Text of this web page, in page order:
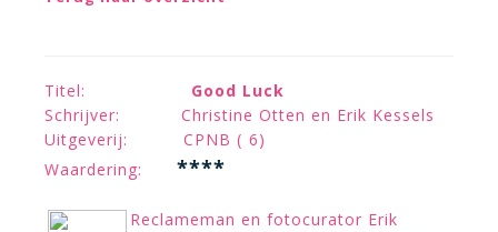
Titel: Good Luck
Schrijver: Christine Otten en Erik Kessels
Uitgeverij: CPNB ( 6)
Waardering:
****
Reclameman en fotocurator Erik